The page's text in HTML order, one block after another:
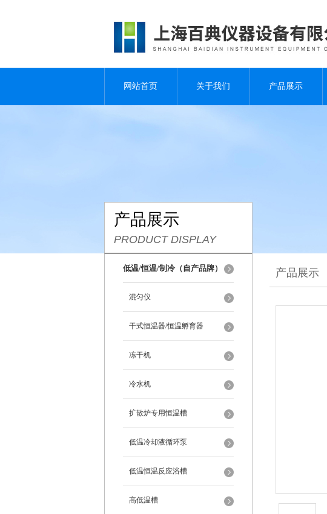
网站首页 关于我们 产品展示
产品展示
PRODUCT DISPLAY
低温/恒温/制冷（自产品牌）
混匀仪
干式恒温器/恒温孵育器
冻干机
冷水机
扩散炉专用恒温槽
低温冷却液循环泵
低温恒温反应浴槽
高低温槽
产品展示